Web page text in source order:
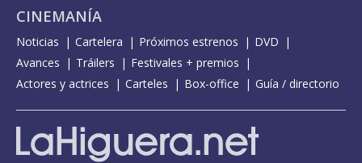
CINEMANÍA
Noticias Cartelera Próximos estrenos
DVD
Avances
Tráilers
Festivales + premios
Actores y actrices
Carteles Box-office Guía / directorio